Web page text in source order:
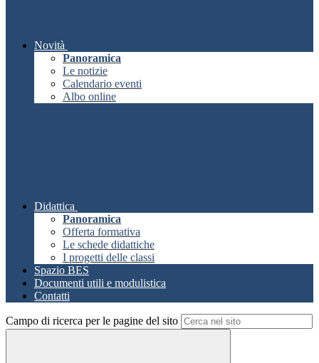
Novità
Panoramica
Le notizie
Calendario eventi
Albo online
Didattica
Panoramica
Offerta formativa
Le schede didattiche
I progetti delle classi
Spazio BES
Documenti utili e modulistica
Contatti
Campo di ricerca per le pagine del sito